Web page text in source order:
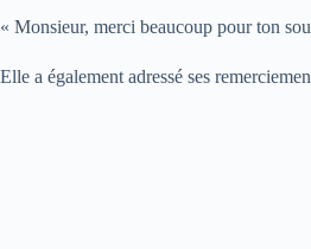
« Monsieur, merci beaucoup pour ton
Elle a également adressé ses